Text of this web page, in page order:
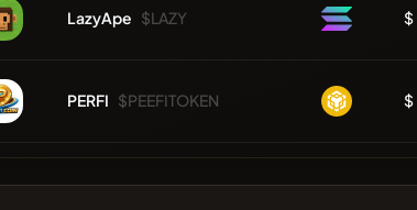
LazyApe $LAZY
PERFI $PEEFITOKEN